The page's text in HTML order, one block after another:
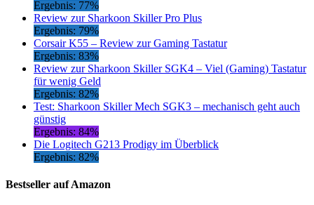
Ergebnis: 77%
Review zur Sharkoon Skiller Pro Plus
Ergebnis: 79%
Corsair K55 – Review zur Gaming Tastatur
Ergebnis: 83%
Review zur Sharkoon Skiller SGK4 – Viel (Gaming) Tastatur
für wenig Geld
Ergebnis: 82%
Test: Sharkoon Skiller Mech SGK3 – mechanisch geht auch
günstig
Ergebnis: 84%
Die Logitech G213 Prodigy im Überblick
Ergebnis: 82%
Bestseller auf Amazon